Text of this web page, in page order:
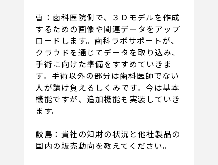
曺：歯科医院側で、３Ｄモデルを作成
するための画像や関連データをアップ
ロードします。歯科ラボサポートが、
クラウドを通じてデータを取り込み、
手術に向けた準備をすすめていきま
す。手術以外の部分は歯科医師でない
人が請け負えるしくみです。今は基本
機能ですが、追加機能も実装していき
ます。
鮫島：貴社の知財の状況と他社製品の
国内の販売動向を教えてください。